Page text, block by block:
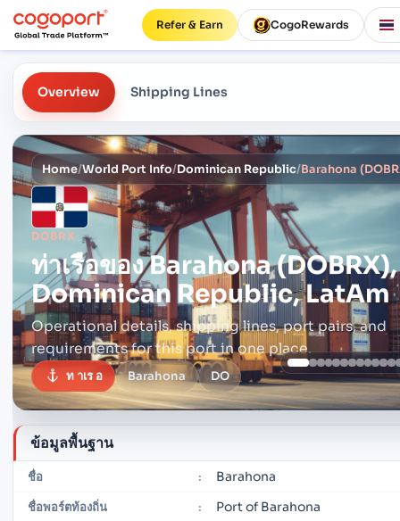
Refer & Earn CogoRewards
Overview Shipping Lines
Home/World Port Info/Dominican Republic/Barahona
DOBRX
ท่าเรือของBarahona (DOBRX),
Dominican Republic, LatAm
Operational details, shipping lines, port pairs, and
requirements for this port in one place.
ท าเร อ Barahona DO
ข้อมูลพื้นฐาน
ชื่อ : Barahona
ชื่อพอร์ตท้องถิ่น : Port of Barahona